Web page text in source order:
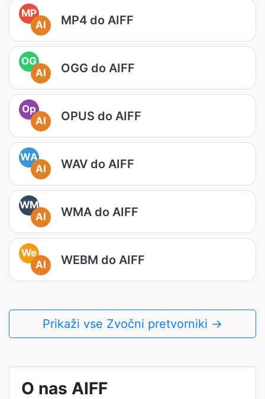
MP
AI
MP4 do AIFF
OG
AI
OGG do AIFF
Op
AI
OPUS do AIFF
WA
AI
WAV do AIFF
WM
AI
WMA do AIFF
We
AI
WEBM do AIFF
Prikaži vse Zvočni pretvorniki →
O nas AIFF